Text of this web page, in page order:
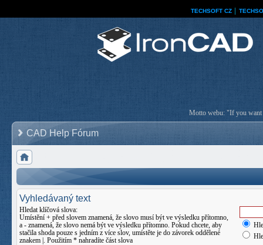
TECHSOFT CZ
Motto webu: "If you want
CAD Help Fórum
Vyhledávaný text
Hledat klíčová slova:
Umístění + před slovem znamená, že slovo musí být ve výsledku přítomno,
a - znamená, že slovo nemá být ve výsledku přítomno. Pokud chcete, aby
stačila shoda pouze s jedním z více slov, umístěte je do závorek oddělené
znakem . Použitím * nahradíte část slova